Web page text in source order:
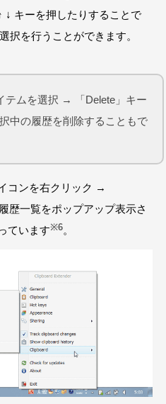
キーを押したりすることで
択を行うことができます。
テムを選択 → 「Delete」キー
中の履歴を削除することもで
コンを右クリック →
歴一覧をポップアップ表示さ
ています※6。